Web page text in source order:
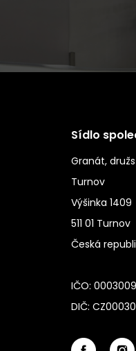
Sídlo
Granát,
Turnov
Výšinka 1409
511 01 Turnov
Česká
IČO:
DIČ: